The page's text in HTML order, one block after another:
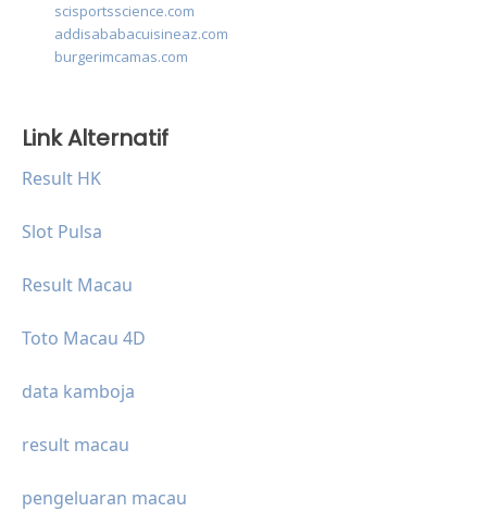
scisportsscience.com
addisababacuisineaz.com
burgerimcamas.com
Link Alternatif
Result HK
Slot Pulsa
Result Macau
Toto Macau 4D
data kamboja
result macau
pengeluaran macau